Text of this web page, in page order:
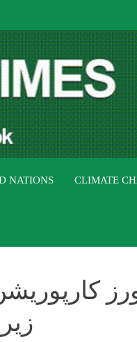
NATIONS CLIMATE